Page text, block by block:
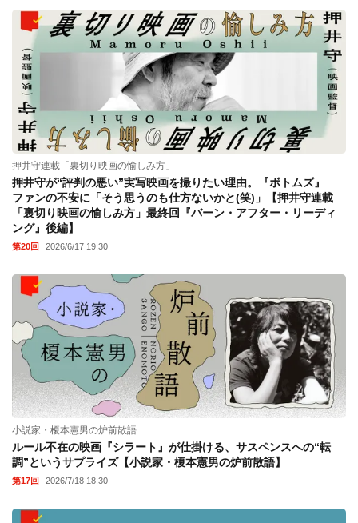
押井守連載「裏切り映画の愉しみ方」
押井守が“評判の悪い”実写映画を撮りたい理由。『ボトムズ』
ファンの不安に「そう思うのも仕方ないかと(笑)」【押井守連載
「裏切り映画の愉しみ方」最終回『バーン・アフター・リーディ
ング』後編】
第20回 2026/6/17 19:30
小説家・榎本憲男の炉前散語
ルール不在の映画『シラート』が仕掛ける、サスペンスへの“転
調”というサプライズ【小説家・榎本憲男の炉前散語】
第17回 2026/7/18 18:30